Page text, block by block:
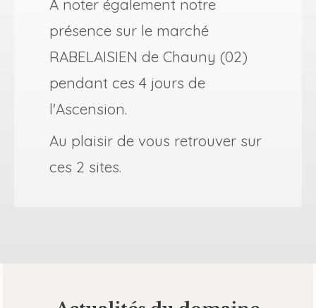
A noter également notre
présence sur le marché
RABELAISIEN de Chauny (02)
pendant ces 4 jours de
l'Ascension.
Au plaisir de vous retrouver sur
ces 2 sites.